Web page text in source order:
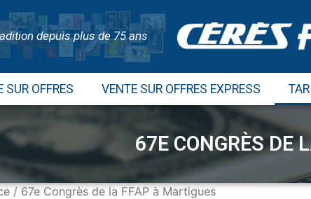
depuis plus de 75 ans
SUR OFFRES VENTE SUR OFFRES EXPRESS
67E CONGRÈS DE
/ 67e Congrès de la FFAP à Martigues